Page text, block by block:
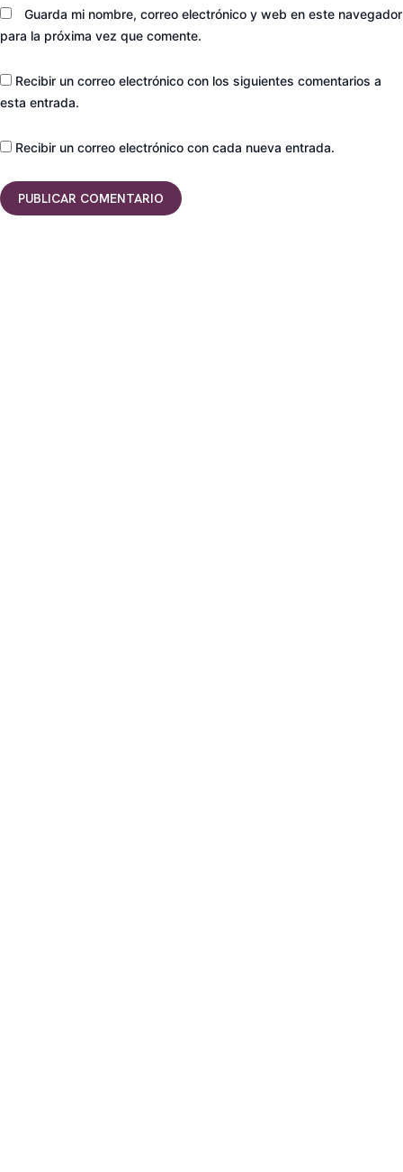
Guarda mi nombre, correo electrónico y web en este navegador
para la próxima vez que comente.
Recibir un correo electrónico con los siguientes comentarios a
esta entrada.
Recibir un correo electrónico con cada nueva entrada.